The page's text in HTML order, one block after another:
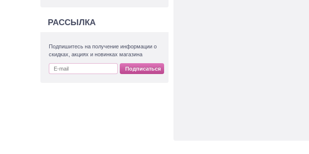
РАССЫЛКА
Подпишитесь на получение информации о
скидках, акциях и новинках магазина
Подписаться